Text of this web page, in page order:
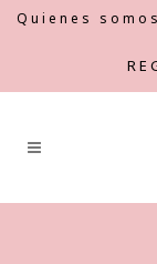
Quienes somos